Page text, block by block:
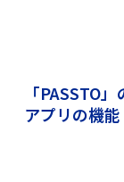
「PASSTO
アプリの機能